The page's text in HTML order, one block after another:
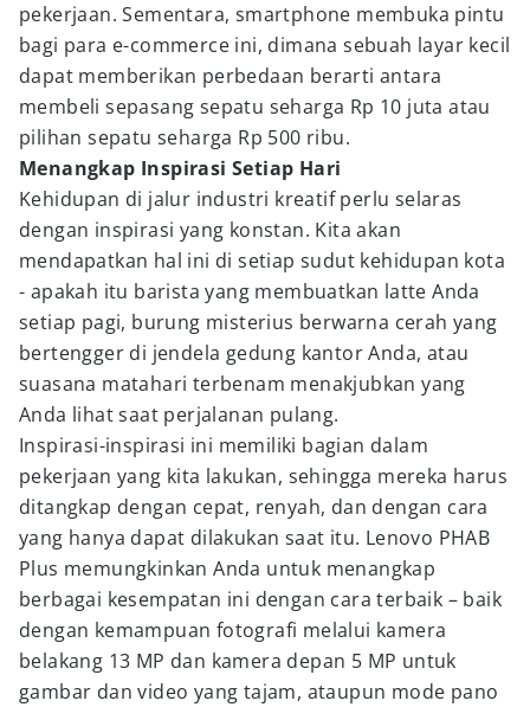
pekerjaan. Sementara, smartphone membuka pintu
bagi para e-commerce ini, dimana sebuah layar kecil
dapat memberikan perbedaan berarti antara
membeli sepasang sepatu seharga Rp 10 juta atau
pilihan sepatu seharga Rp 500 ribu.
Menangkap Inspirasi Setiap Hari
Kehidupan di jalur industri kreatif perlu selaras
dengan inspirasi yang konstan. Kita akan
mendapatkan hal ini di setiap sudut kehidupan kota
- apakah itu barista yang membuatkan latte Anda
setiap pagi, burung misterius berwarna cerah yang
bertengger di jendela gedung kantor Anda, atau
suasana matahari terbenam menakjubkan yang
Anda lihat saat perjalanan pulang.
Inspirasi-inspirasi ini memiliki bagian dalam
pekerjaan yang kita lakukan, sehingga mereka harus
ditangkap dengan cepat, renyah, dan dengan cara
yang hanya dapat dilakukan saat itu. Lenovo PHAB
Plus memungkinkan Anda untuk menangkap
berbagai kesempatan ini dengan cara terbaik – baik
dengan kemampuan fotografi melalui kamera
belakang 13 MP dan kamera depan 5 MP untuk
gambar dan video yang tajam, ataupun mode pano